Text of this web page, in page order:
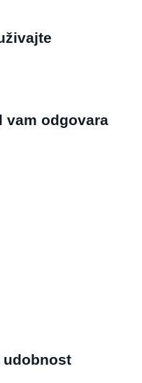
vam odgovara
udobnost